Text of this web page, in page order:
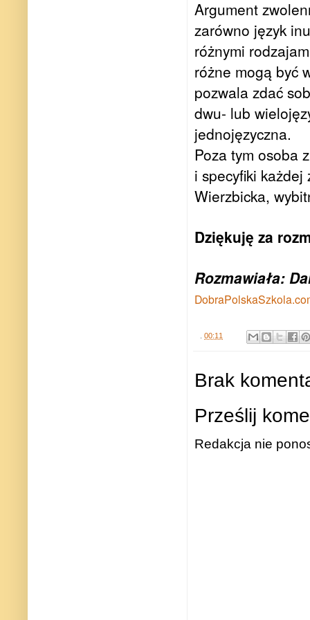
Argument
zarówno język
różnymi
różne mogą być
pozwala zdać
dwu- lub
jednojęzyczna.
Poza tym osoba
i specyfiki
Wierzbicka,
Dziękuję za
Rozmawiała:
. 00:11
Brak
Prześlij
Redakcja nie